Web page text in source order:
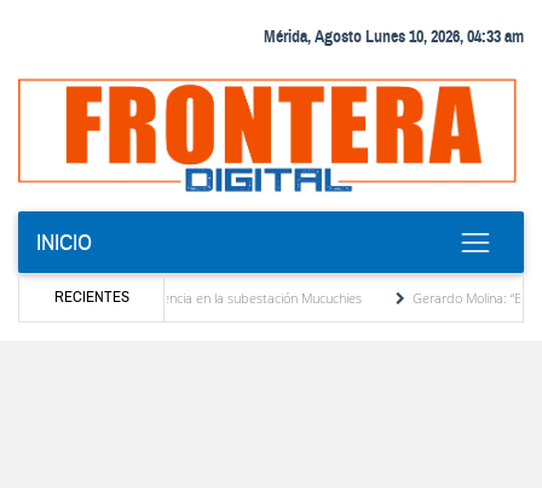
Mérida, Agosto Lunes 10, 2026, 04:33 am
INICIO
RECIENTES
de potencia en la subestación Mucuchies
Gerardo Molina: “El legado